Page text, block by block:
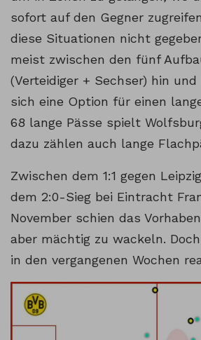
sofort auf den Gegner
diese Situationen nicht
meist zwischen den fünf
(Verteidiger + Sechser) hin
sich eine Option für einen
68 lange Pässe spielt
dazu zählen auch lange
Zwischen dem 1:1 gegen
dem 2:0-Sieg bei Eintracht
November schien das
aber mächtig zu wackeln.
in den vergangenen Wochen